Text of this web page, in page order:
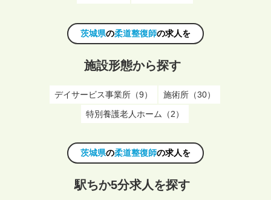
茨城県の柔道整復師の求人を
施設形態から探す
デイサービス事業所（9）
施術所（30）
特別養護老人ホーム（2）
茨城県の柔道整復師の求人を
駅ちか5分求人を探す